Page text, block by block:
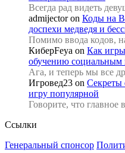
Всегда рад видеть
admijector on Коды на
доспехи медведя и
Помимо ввода кодов,
КиберFeya on Как
обучению социальным
Ага, и теперь мы все
Игровед23 on Секреты
игру популярной
Говорите, что
Ссылки
Генеральный спонсор